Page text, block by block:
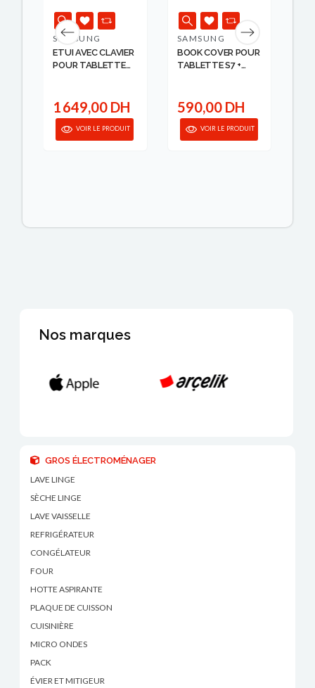
SAMSUNG
ETUI AVEC CLAVIER
POUR TABLETTE
1 649,00 DH
VOIR LE PRODUIT
SAMSUNG
BOOK COVER POUR
TABLETTE S7 +
590,00 DH
VOIR LE PRODUIT
Nos marques
GROS ÉLECTROMÉNAGER
LAVE LINGE
SÈCHE LINGE
LAVE VAISSELLE
REFRIGÉRATEUR
CONGÉLATEUR
FOUR
HOTTE ASPIRANTE
PLAQUE DE CUISSON
CUISINIÈRE
MICRO ONDES
PACK
ÉVIER ET MITIGEUR